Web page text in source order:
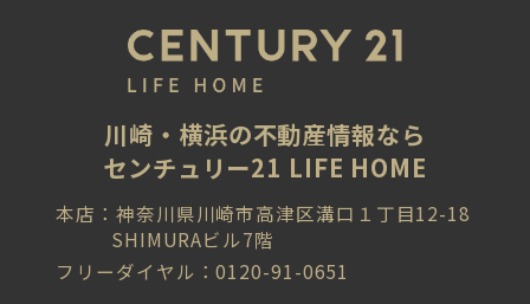
川崎・横浜の不動産情報なら
センチュリー21 LIFE HOME
本店：神奈川県川崎市高津区溝口１丁目12-18
SHIMURAビル7階
フリーダイヤル：0120-91-0651